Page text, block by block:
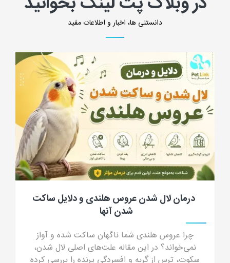
دانستنی ها، اخبار و اطلاعات مفید
درمان لال شدن عروس هلندی و دلایل ساکت
شدن آنها
چرا عروس هلندی شما ناگهان ساکت شده و آواز
نمی‌خواند؟ در این مقاله علت‌های اصلی لال شدن،